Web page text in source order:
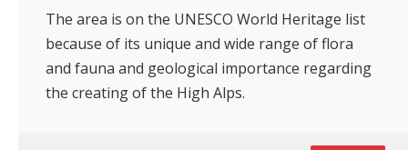
The area is on the UNESCO World Heritage list
because of its unique and wide range of flora
and fauna and geological importance regarding
the creating of the High Alps.